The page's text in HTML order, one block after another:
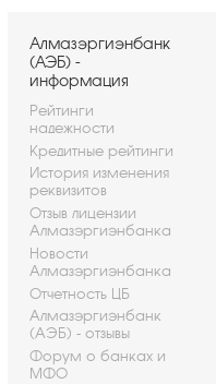
Алмазэргиэнбанк
(АЭБ) -
информация
Рейтинги
надежности
Кредитные рейтинги
История изменения
реквизитов
Отзыв лицензии
Алмазэргиэнбанка
Новости
Алмазэргиэнбанка
Отчетность ЦБ
Алмазэргиэнбанк
(АЭБ) - отзывы
Форум о банках и
МФО